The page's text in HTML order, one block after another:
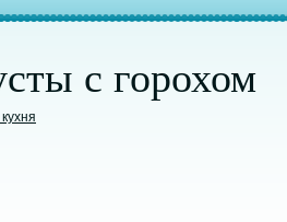
с горохом